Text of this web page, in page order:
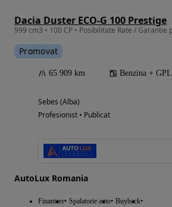
Dacia Duster ECO-G 100 Prestige
Promovat
65 909 km Benzina + GPL
Sebes (Alba)
Profesionist • Publicat
AutoLux Romania
Finantare Spalatorie auto Buyback